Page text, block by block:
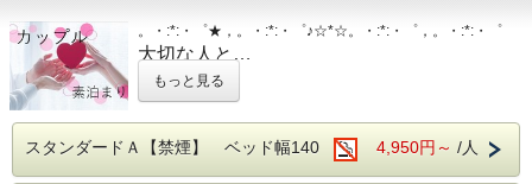
せ
・43型壁掛けテレビ、全室加湿機能付き空気
清浄機、今治タオル、各部屋Wi-Fi
■チェックイン14:00~24:00(最終) / チェック
アウト11:00
■チェックイン14:00~24:00(最終) / チェックアウト11:00
■各種サービス
ウェルカムドリンク 14:00〜23:00、コインランドリー 7：
アメニティバー、会議室
■注意事項
。・:*:・゜★，。・:*:・゜♪☆*☆。・:*:・゜，。・:*:・゜
大切な人と…
ご夫婦で…
ちょっと遠出をしてみませんか♪
もっと見る
スタンダードＡ【禁煙】 ベッド幅140 4,950円～ /人